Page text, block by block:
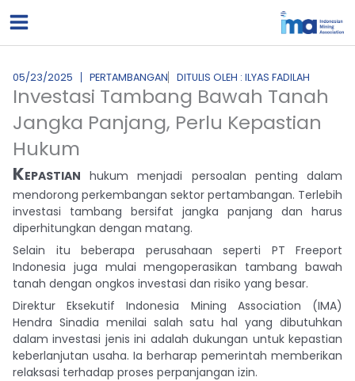
ke
05/23/2025 PERTAMBANGAN DITULIS OLEH : ILYAS FADILAH
Investasi Tambang Bawah Tanah
Jangka Panjang, Perlu Kepastian
Hukum
KEPASTIAN hukum menjadi persoalan penting dalam
mendorong perkembangan sektor pertambangan. Terlebih
investasi tambang bersifat jangka panjang dan harus
diperhitungkan dengan matang.
Selain itu beberapa perusahaan seperti PT Freeport
Indonesia juga mulai mengoperasikan tambang bawah
tanah dengan ongkos investasi dan risiko yang besar.
Direktur Eksekutif Indonesia Mining Association (IMA)
Hendra Sinadia menilai salah satu hal yang dibutuhkan
dalam investasi jenis ini adalah dukungan untuk kepastian
keberlanjutan usaha. Ia berharap pemerintah memberikan
relaksasi terhadap proses perpanjangan izin.